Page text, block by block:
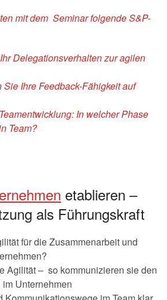
mit dem Seminar folgende S&P-
Delegationsverhalten zur agilen
Sie Ihre Feedback-Fähigkeit auf
In welcher Phase
Team?
etablieren –
als Führungskraft
für die Zusammenarbeit und
Agilität – so kommunizieren sie den
Unternehmen